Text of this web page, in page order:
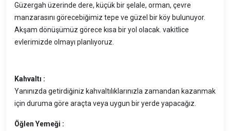
Güzergah üzerinde dere, küçük bir şelale, orman, çevre
manzarasını görecebiğimiz tepe ve güzel bir köy bulunuyor.
Akşam dönüşümüz görece kısa bir yol olacak. vakitlice
evlerimizde olmayı planlıyoruz.
Kahvaltı :
Yanınızda getirdiğiniz kahvaltılıklarınızla zamandan kazanmak
için duruma göre araçta veya uygun bir yerde yapacağız.
Öğlen Yemeği :